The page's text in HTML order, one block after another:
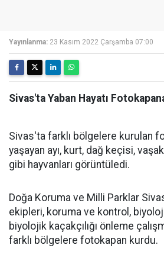
Yayınlanma: 23 Kasım 2022 Çarşamba 07:00
Sivas'ta Yaban Hayatı
Sivas'ta farklı bölgelere kurulan
yaşayan ayı, kurt, dağ keçisi,
gibi hayvanları görüntüledi.
Doğa Koruma ve Milli Parklar
ekipleri, koruma ve kontrol,
biyolojik kaçakçılığı önleme
farklı bölgelere fotokapan kurdu.